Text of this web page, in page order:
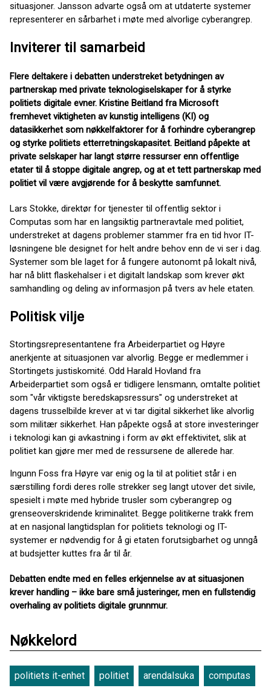
situasjoner. Jansson advarte også om at utdaterte systemer
representerer en sårbarhet i møte med alvorlige cyberangrep.
Inviterer til samarbeid
Flere deltakere i debatten understreket betydningen av
partnerskap med private teknologiselskaper for å styrke
politiets digitale evner. Kristine Beitland fra Microsoft
fremhevet viktigheten av kunstig intelligens (KI) og
datasikkerhet som nøkkelfaktorer for å forhindre cyberangrep
og styrke politiets etterretningskapasitet. Beitland påpekte at
private selskaper har langt større ressurser enn offentlige
etater til å stoppe digitale angrep, og at et tett partnerskap med
politiet vil være avgjørende for å beskytte samfunnet.
Lars Stokke, direktør for tjenester til offentlig sektor i
Computas som har en langsiktig partneravtale med politiet,
understreket at dagens problemer stammer fra en tid hvor IT-
løsningene ble designet for helt andre behov enn de vi ser i dag.
Systemer som ble laget for å fungere autonomt på lokalt nivå,
har nå blitt flaskehalser i et digitalt landskap som krever økt
samhandling og deling av informasjon på tvers av hele etaten.
Politisk vilje
Stortingsrepresentantene fra Arbeiderpartiet og Høyre
anerkjente at situasjonen var alvorlig. Begge er medlemmer i
Stortingets justiskomité. Odd Harald Hovland fra
Arbeiderpartiet som også er tidligere lensmann, omtalte politiet
som "vår viktigste beredskapsressurs" og understreket at
dagens trusselbilde krever at vi tar digital sikkerhet like alvorlig
som militær sikkerhet. Han påpekte også at store investeringer
i teknologi kan gi avkastning i form av økt effektivitet, slik at
politiet kan gjøre mer med de ressursene de allerede har.
Ingunn Foss fra Høyre var enig og la til at politiet står i en
særstilling fordi deres rolle strekker seg langt utover det sivile,
spesielt i møte med hybride trusler som cyberangrep og
grenseoverskridende kriminalitet. Begge politikerne trakk frem
at en nasjonal langtidsplan for politiets teknologi og IT-
systemer er nødvendig for å gi etaten forutsigbarhet og unngå
at budsjetter kuttes fra år til år.
Debatten endte med en felles erkjennelse av at situasjonen
krever handling – ikke bare små justeringer, men en fullstendig
overhaling av politiets digitale grunnmur.
Nøkkelord
politiets it-enhet politiet arendalsuka computas